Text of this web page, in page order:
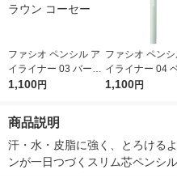
ファシオ ペンシル ア
イライナー 03 バーガ
ンディブラウン コー
1,100円
ファシオ ペンシ
イライナー 04
ュピンク コーセ
1,100円
商品説明
汗・水・皮脂に強く、とろける
ンが一日つづくスリム芯ペンシ